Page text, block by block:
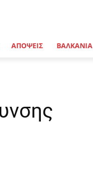
ΑΠΟΨΕΙΣ ΒΑΛΚΑΝΙΑ